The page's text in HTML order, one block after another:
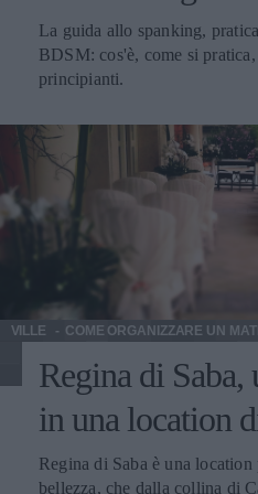
La guida allo spanking,
BDSM: cos'è, come si
principianti.
VILLE COME ORGANIZZARE UN
Regina di
in una location
Regina di Saba è una
bellezza, che dalla collina di